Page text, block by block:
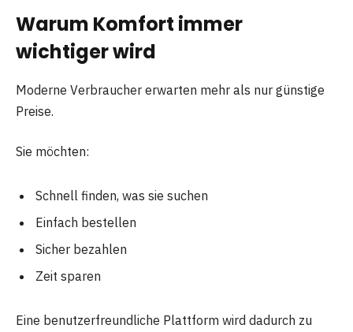
Warum Komfort immer
wichtiger wird
Moderne Verbraucher erwarten mehr als nur günstige
Preise.
Sie möchten:
Schnell finden, was sie suchen
Einfach bestellen
Sicher bezahlen
Zeit sparen
Eine benutzerfreundliche Plattform wird dadurch zu